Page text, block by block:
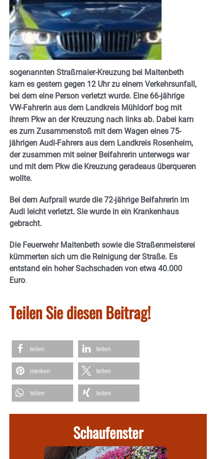
sogenannten Straßmaier-Kreuzung bei Maitenbeth
kam es gestern gegen 12 Uhr zu einem Verkehrsunfall,
bei dem eine Person verletzt wurde. Eine 66-jährige
VW-Fahrerin aus dem Landkreis Mühldorf bog mit
ihrem Pkw an der Kreuzung nach links ab. Dabei kam
es zum Zusammenstoß mit dem Wagen eines 75-
jährigen Audi-Fahrers aus dem Landkreis Rosenheim,
der zusammen mit seiner Beifahrerin unterwegs war
und mit dem Pkw die Kreuzung geradeaus überqueren
wollte.
Bei dem Aufprall wurde die 72-jährige Beifahrerin im
Audi leicht verletzt. Sie wurde in ein Krankenhaus
gebracht.
Die Feuerwehr Maitenbeth sowie die Straßenmeisterei
kümmerten sich um die Reinigung der Straße. Es
entstand ein hoher Sachschaden von etwa 40.000
Euro.
Teilen Sie diesen Beitrag!
teilen teilen
merken teilen
teilen teilen
Schaufenster